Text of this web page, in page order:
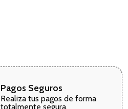
Pagos Seguros
Realiza tus pagos de forma
totalmente segura.